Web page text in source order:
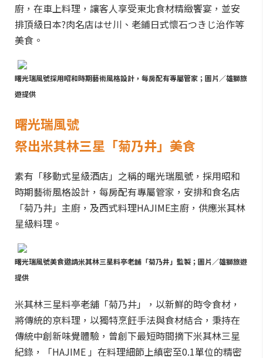
廚，在車上料理，讓客人享受東北食材精緻饗宴，並安
排頂級日本?肉名店はせ川、老鋪日式懷石つきじ治作等
美食。
曙光瑞風號採用昭和時期藝術風格設計，每房配有專屬管家；圖片／雄獅旅
遊提供
曙光瑞風號
祭出米其林三星「菊乃井」美食
素有「移動式星級酒店」之稱的曙光瑞風號，採用昭和
時期藝術風格設計，每房配有專屬管家，安排和食名店
「菊乃井」主廚，及西式料理HAJIME主廚，供應米其林
星級料理。
曙光瑞風號美食邀請米其林三星料亭老舖「菊乃井」監製；圖片／雄獅旅遊
提供
米其林三星料亭老舖「菊乃井」，以新鮮的時令食材，
將傳統的京料理，以獨特烹飪手法與食材結合，秉持在
傳統中創新味覺體驗，曾創下最短時間摘下米其林三星
紀錄，「HAJIME 」在料理細節上縝密至0.1單位的精密